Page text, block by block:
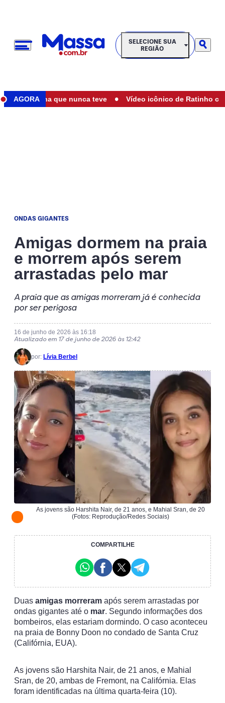
SELECIONE SUA REGIÃO
SELECIONE SUA
REGIÃO
AGORA
de filha que nunca teve • Vídeo icônico de Ratinho com
ONDAS GIGANTES
Amigas dormem na praia
e morrem após serem
arrastadas pelo mar
A praia que as amigas morreram já é conhecida
por ser perigosa
16 de junho de 2026 às 16:18
Atualizado em 17 de junho de 2026 às 12:42
por: Lívia Berbel
As jovens são Harshita Nair, de 21 anos, e Mahial Sran, de 20
(Fotos: Reprodução/Redes Sociais)
COMPARTILHE
Duas amigas morreram após serem arrastadas por
ondas gigantes até o mar. Segundo informações dos
bombeiros, elas estariam dormindo. O caso aconteceu
na praia de Bonny Doon no condado de Santa Cruz
(Califórnia, EUA).
As jovens são Harshita Nair, de 21 anos, e Mahial
Sran, de 20, ambas de Fremont, na Califórnia. Elas
foram identificadas na última quarta-feira (10).